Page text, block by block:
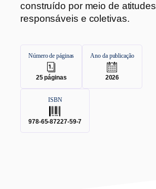
construído por meio de atitudes
responsáveis e coletivas.
Número de páginas
25páginas
Ano da publicação
.
2026
ISBN
978-65-87227-59-7